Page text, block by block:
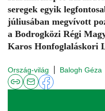
seregek egyik
júliusában megvívott
a Bodrogközi Régi
Karos Honfoglaláskori
Ország-világ Balogh Géza